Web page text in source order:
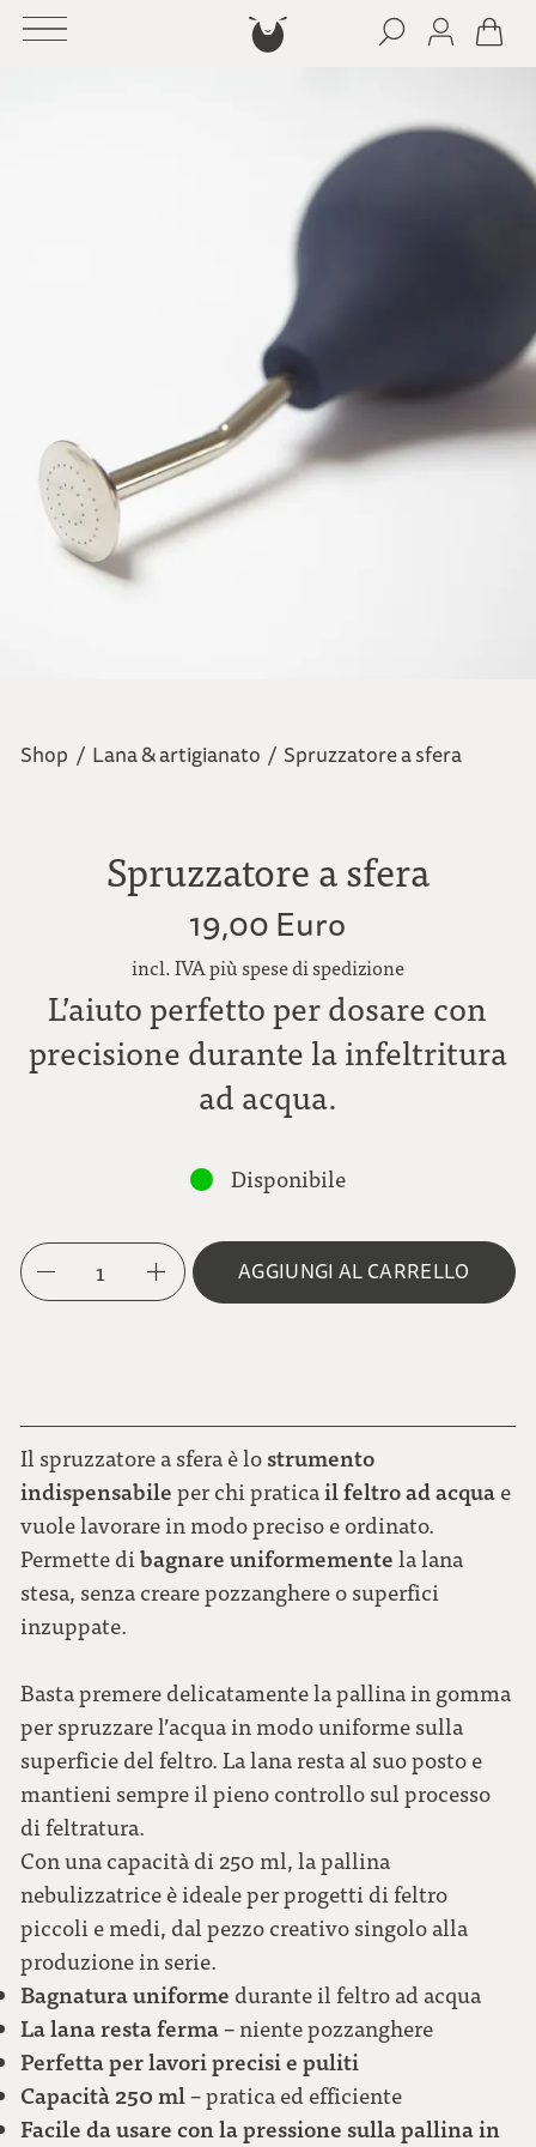
Shop / Lana & artigianato / Spruzzatore a sfera
Spruzzatore a sfera
19,00 Euro
incl. IVA più spese di spedizione
L’aiuto perfetto per dosare con
precisione durante la infeltritura
ad acqua.
Disponibile
1 AGGIUNGI AL CARRELLO
Il spruzzatore a sfera è lostrumento
indispensabileper chi praticail feltro ad acqua e
vuole lavorare in modo preciso e ordinato.
Permette dibagnare uniformemente la lana
stesa, senza creare pozzanghere o superfici
inzuppate.
Basta premere delicatamente la pallina in gomma
per spruzzare l’acqua in modo uniforme sulla
superficie del feltro. La lana resta al suo posto e
mantieni sempre il pieno controllo sul processo
di feltratura.
Con una capacità di 250 ml, la pallina
nebulizzatrice è ideale per progetti di feltro
piccoli e medi, dal pezzo creativo singolo alla
produzione in serie.
Bagnatura uniforme durante il feltro ad acqua
La lana resta ferma– niente pozzanghere
Perfetta per lavori precisi e puliti
Capacità 250 ml– pratica ed efficiente
Facile da usare con la pressione sulla pallina in